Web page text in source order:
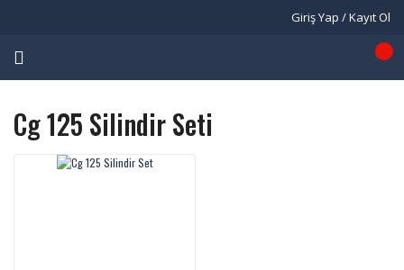
Giriş Yap / Kayıt Ol
Cg 125 Silindir Seti